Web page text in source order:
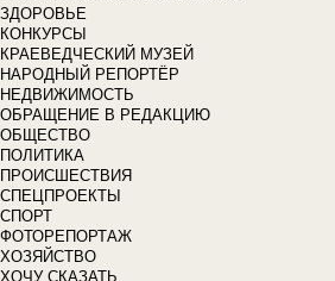
ЗДОРОВЬЕ
КОНКУРСЫ
КРАЕВЕДЧЕСКИЙ МУЗЕЙ
НАРОДНЫЙ РЕПОРТЁР
НЕДВИЖИМОСТЬ
ОБРАЩЕНИЕ В РЕДАКЦИЮ
ОБЩЕСТВО
ПОЛИТИКА
ПРОИСШЕСТВИЯ
СПЕЦПРОЕКТЫ
СПОРТ
ФОТОРЕПОРТАЖ
ХОЗЯЙСТВО
ХОЧУ СКАЗАТЬ